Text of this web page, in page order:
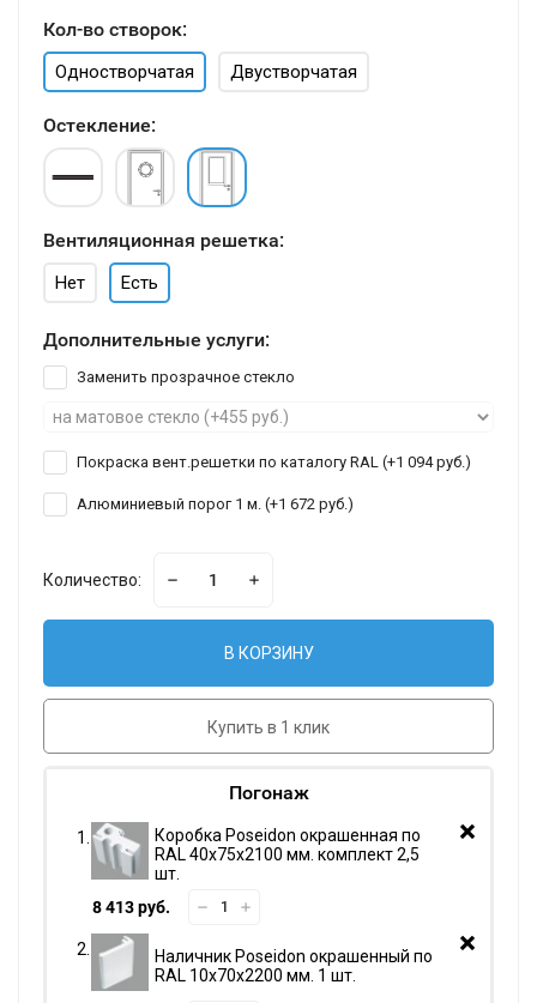
Кол-во створок:
Одностворчатая Двустворчатая
Остекление:
Вентиляционная решетка:
Нет Есть
Дополнительные услуги:
Заменить прозрачное стекло
Покраска вент.решетки по каталогу RAL (+1 094 руб. )
Алюминиевый порог 1 м. (+1 672 руб. )
Количество:
В КОРЗИНУ
Купить в 1 клик
Погонаж
Коробка Poseidon окрашенная по
RAL 40х75х2100 мм. комплект 2,5
шт.
8 413 руб.
Наличник Poseidon окрашенный по
RAL 10х70х2200 мм. 1 шт.